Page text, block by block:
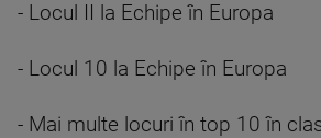
- Locul II la Echipe în Europa
- Locul 10 la Echipe în Europa
- Mai multe locuri în top 10 în